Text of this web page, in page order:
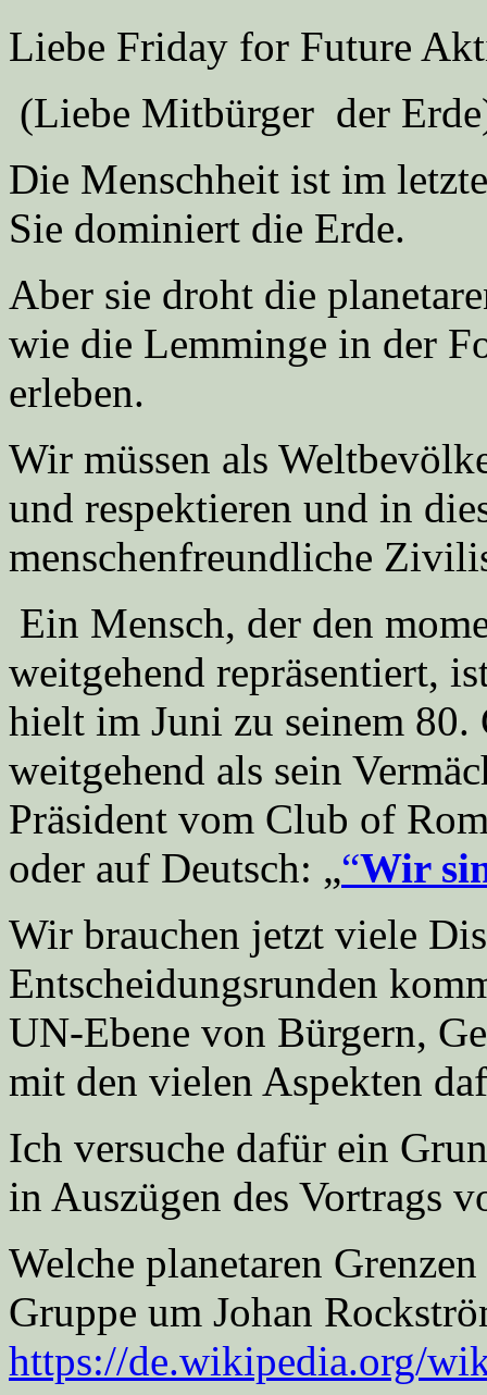
Liebe Friday for Future
(Liebe Mitbürger der
Die Menschheit ist im
Sie dominiert die Erde.
Aber sie droht die
wie die Lemminge in der
erleben.
Wir müssen als
und respektieren und in
menschenfreundliche
Ein Mensch, der den
weitgehend repräsentiert,
hielt im Juni zu seinem 80.
weitgehend als sein
Präsident vom Club of
oder auf Deutsch: „“Wir
Wir brauchen jetzt viele
Entscheidungsrunden
UN-Ebene von Bürgern,
mit den vielen Aspekten
Ich versuche dafür ein
in Auszügen des Vortrags
Welche planetaren
Gruppe um Johan
https://de.wikipedia.org/